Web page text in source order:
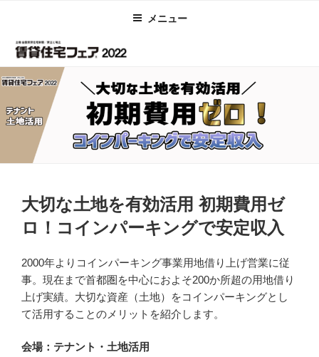
ツ
ス
キ
プ
メニュー
稿
日:
大切な土地を有効活用 初期費用ゼ
ロ！コインパーキングで安定収入
2000年よりコインパーキング事業用地借り上げ営業に従
事。現在まで首都圏を中心におよそ200か所超の用地借り
上げ実績。大切な資産（土地）をコインパーキングとし
て活用することのメリットを紹介します。
会場：テナント・土地活用